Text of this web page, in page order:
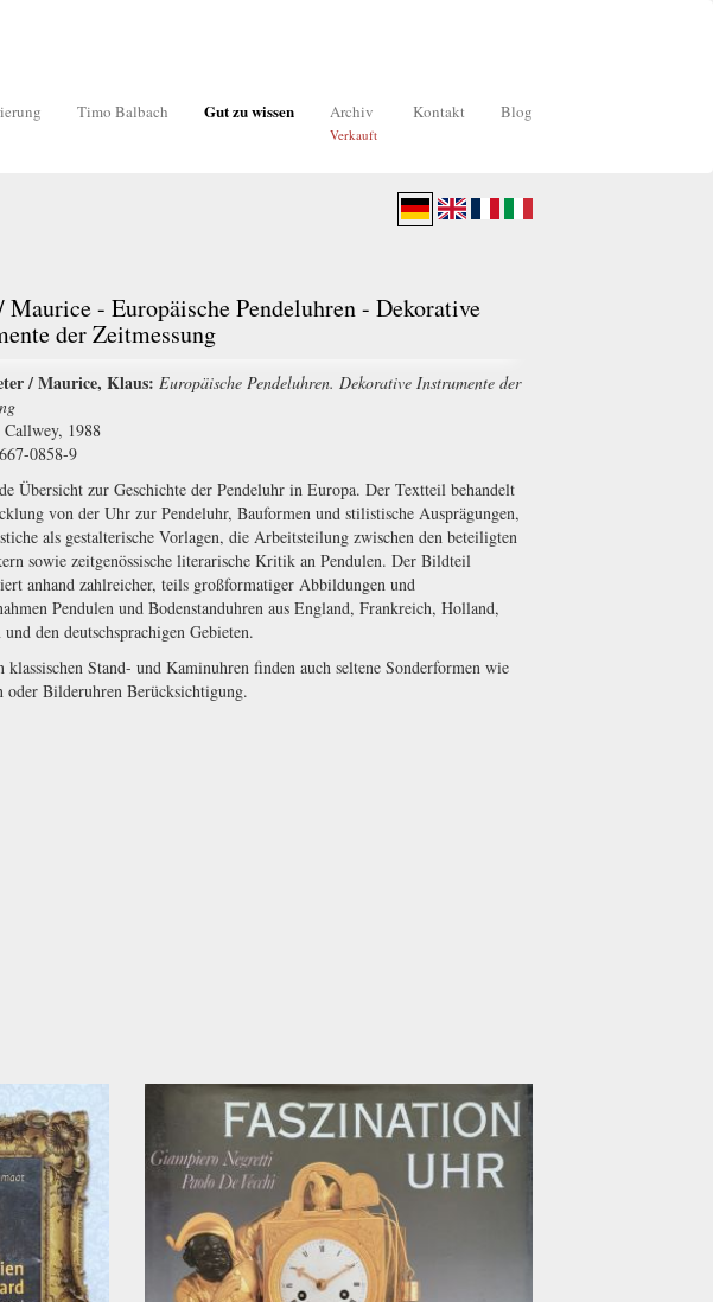
Timo Balbach Gut zu wissen Archiv
Verkauft
Kontakt Blog
Maurice - Europäische Pendeluhren - Dekorative
der Zeitmessung
/ Maurice, Klaus: Europäische Pendeluhren. Dekorative Instrumente der
1988
0858-9
Übersicht zur Geschichte der Pendeluhr in Europa. Der Textteil behandelt
von der Uhr zur Pendeluhr, Bauformen und stilistische Ausprägungen,
als gestalterische Vorlagen, die Arbeitsteilung zwischen den beteiligten
sowie zeitgenössische literarische Kritik an Pendulen. Der Bildteil
anhand zahlreicher, teils großformatiger Abbildungen und
Pendulen und Bodenstanduhren aus England, Frankreich, Holland,
und den deutschsprachigen Gebieten.
klassischen Stand- und Kaminuhren finden auch seltene Sonderformen wie
oder Bilderuhren Berücksichtigung.